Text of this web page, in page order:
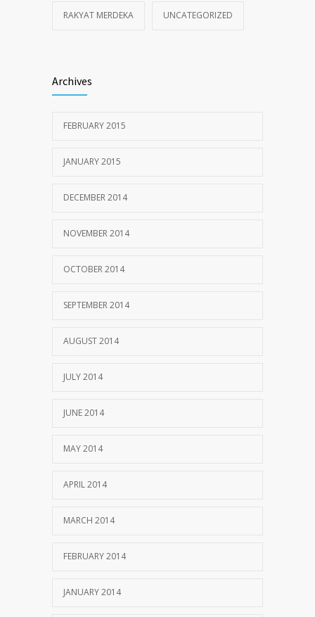
RAKYAT MERDEKA UNCATEGORIZED
Archives
FEBRUARY 2015
JANUARY 2015
DECEMBER 2014
NOVEMBER 2014
OCTOBER 2014
SEPTEMBER 2014
AUGUST 2014
JULY 2014
JUNE 2014
MAY 2014
APRIL 2014
MARCH 2014
FEBRUARY 2014
JANUARY 2014